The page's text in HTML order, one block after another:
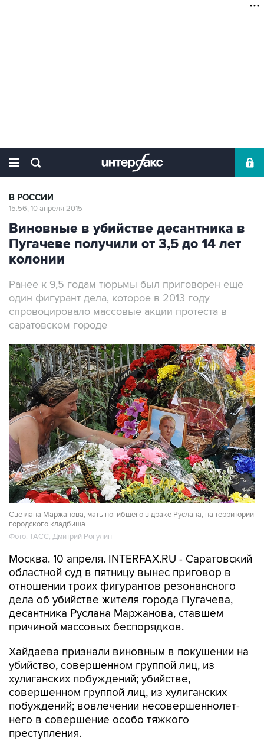
В РОССИИ
15:56, 10 апреля 2015
Виновные в убийстве десантника в
Пугачеве получили от 3,5 до 14 лет
колонии
Ранее к 9,5 годам тюрьмы был приговорен еще
один фигурант дела, которое в 2013 году
спровоцировало массовые акции протеста в
саратовском городе
Светлана Маржанова, мать погибшего в драке Руслана, на территории
городского кладбища
Фото: ТАСС, Дмитрий Рогулин
Москва. 10 апреля. INTERFAX.RU - Саратовский
областной суд в пятницу вынес приговор в
отношении троих фигурантов резонансного
дела об убийстве жителя города Пугачева,
десантника Руслана Маржанова, ставшем
причиной массовых беспорядков.
Хайдаева признали виновным в покушении на
убийство, совершенном группой лиц, из
хулиганских побуждений; убийстве,
совершенном группой лиц, из хулиганских
побуждений; вовлечении несовершеннолет­
него в совершение особо тяжкого
преступления.